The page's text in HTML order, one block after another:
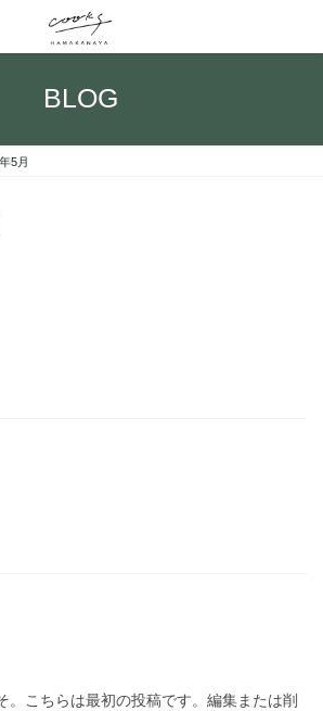
BLOG
5月
。こちらは最初の投稿です。編集または削